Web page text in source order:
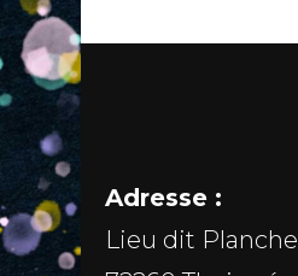
Adresse :
Lieu dit Planche